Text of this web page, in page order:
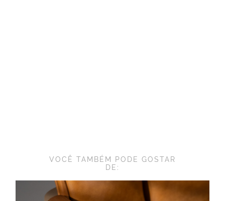
VOCÊ TAMBÉM PODE GOSTAR
DE: